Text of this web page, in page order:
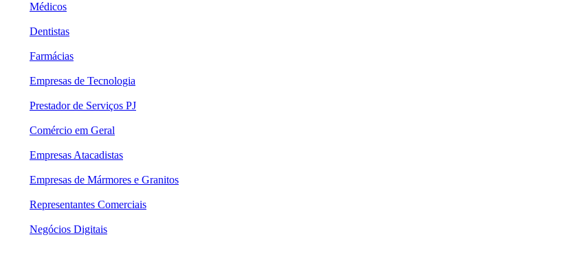
Médicos
Dentistas
Farmácias
Empresas de Tecnologia
Prestador de Serviços PJ
Comércio em Geral
Empresas Atacadistas
Empresas de Mármores e Granitos
Representantes Comerciais
Negócios Digitais